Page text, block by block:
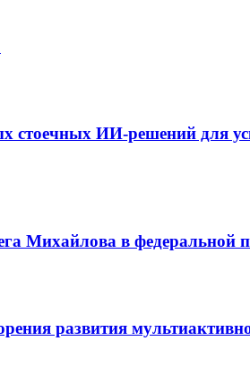
ИИ-решений для
Михайлова в федеральной
развития